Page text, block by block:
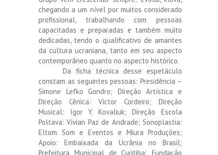
chegando a um nível por muitos considerado
profissional, trabalhando com pessoas
capacitadas e preparadas e também muito
dedicadas, tendo o qualificativo de amantes
da cultura ucraniana, tanto em seu aspecto
contemporâneo quanto no aspecto histórico.
Da ficha técnica desse espetáculo
constam as seguintes pessoas: Presidência –
Simone Lefko Gondro; Direção Artística e
Direção Cênica: Victor Cordeiro; Direção
Musical: Igor Y. Kovaliuk; Direção Escola
Poltava: Vivian Paz de Andrade; Sonoplastia:
Eltom Som e Eventos e Miura Produções;
Apoio: Embaixada da Ucrânia no Brasil;
Prefeitura Municipal de Curitiba; Fundação